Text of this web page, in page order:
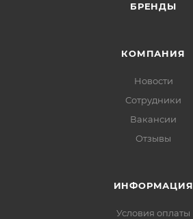
БРЕНДЫ
КОМПАНИЯ
Новости
Сотрудники
Вакансии
Отзывы
ИНФОРМАЦИЯ
Условия оплаты